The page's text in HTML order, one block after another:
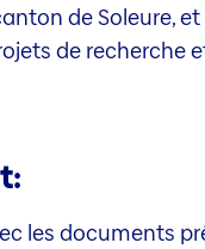
de Soleure,
de recherche
les documents